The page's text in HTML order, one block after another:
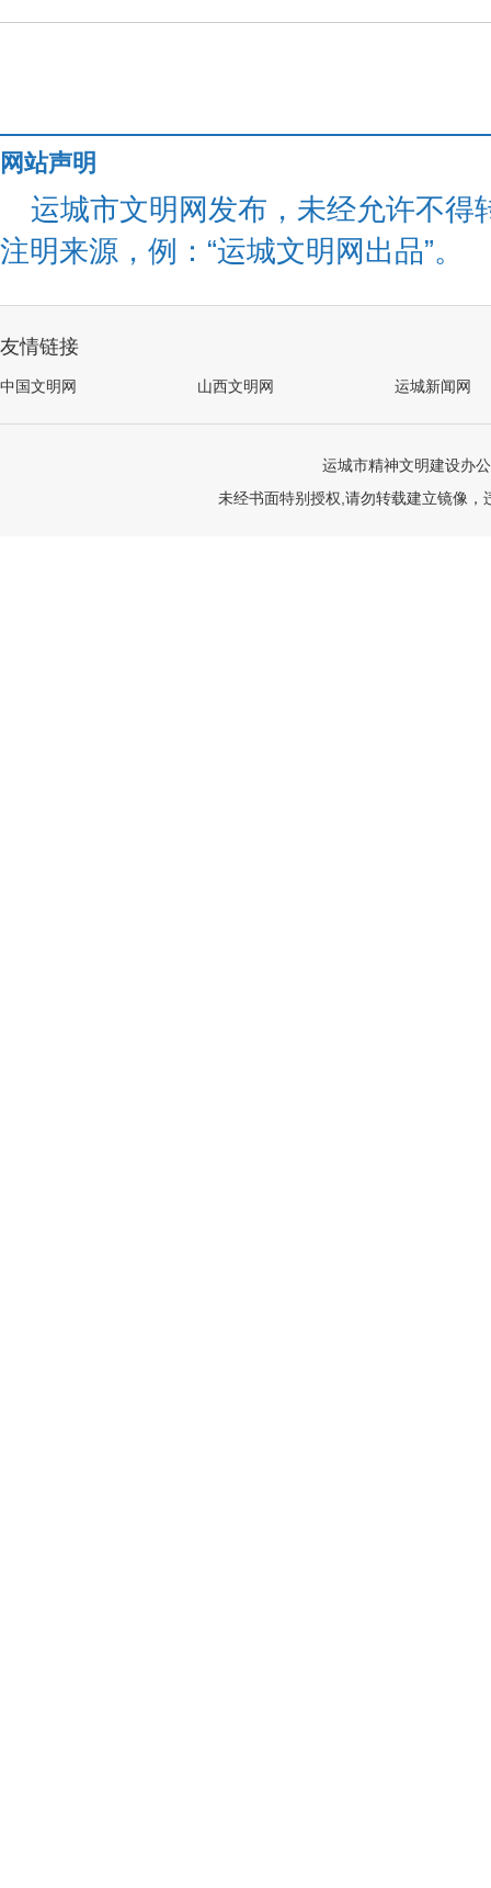
网站声明
运城市文明网发布，未经允许不得
注明来源，例：“运城文明网出品”。
友情链接
中国文明网 山西文明网 运城新闻网
运城市精神文明建设办
未经书面特别授权,请勿转载建立镜像